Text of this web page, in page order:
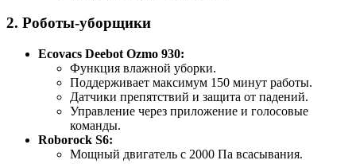
2. Роботы-уборщики
Ecovacs Deebot Ozmo 930:
Функция влажной уборки.
Поддерживает максимум 150 минут работы.
Датчики препятствий и защита от падений.
Управление через приложение и голосовые
команды.
Roborock S6:
Мощный двигатель с 2000 Па всасывания.